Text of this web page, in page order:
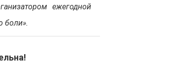
ежегодной
боли».